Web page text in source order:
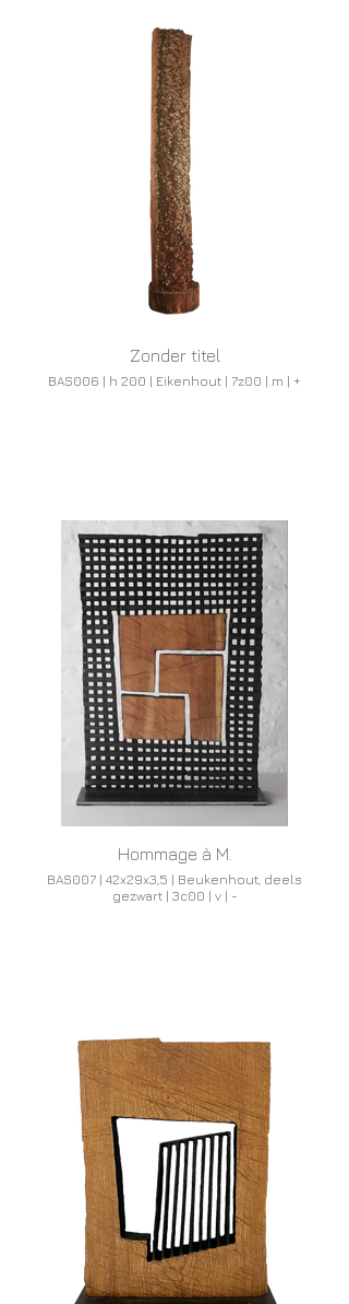
Zonder titel
BAS006 | h 200 | Eikenhout | 7z00 | m | +
Hommage à M.
BAS007 | 42x29x3,5 | Beukenhout, deels
gezwart | 3c00 | v | -